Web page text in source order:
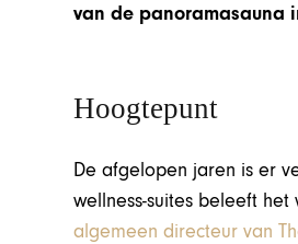
van de panoramasauna
Hoogtepunt
De afgelopen jaren is er
wellness-suites beleeft
algemeen directeur van